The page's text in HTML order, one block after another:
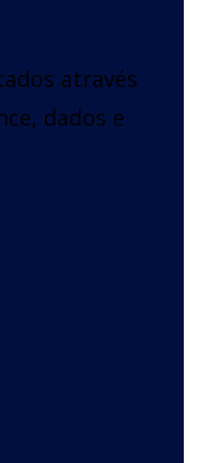
através
dados e